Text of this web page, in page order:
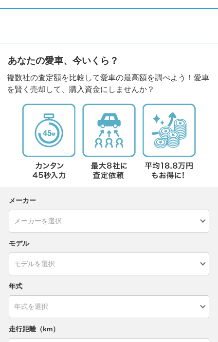
あなたの愛車、今いくら？
複数社の査定額を比較して愛車の最高額を調べよう！愛車
を賢く売却して、購入資金にしませんか？
メーカー
モデル
年式
走行距離（km）